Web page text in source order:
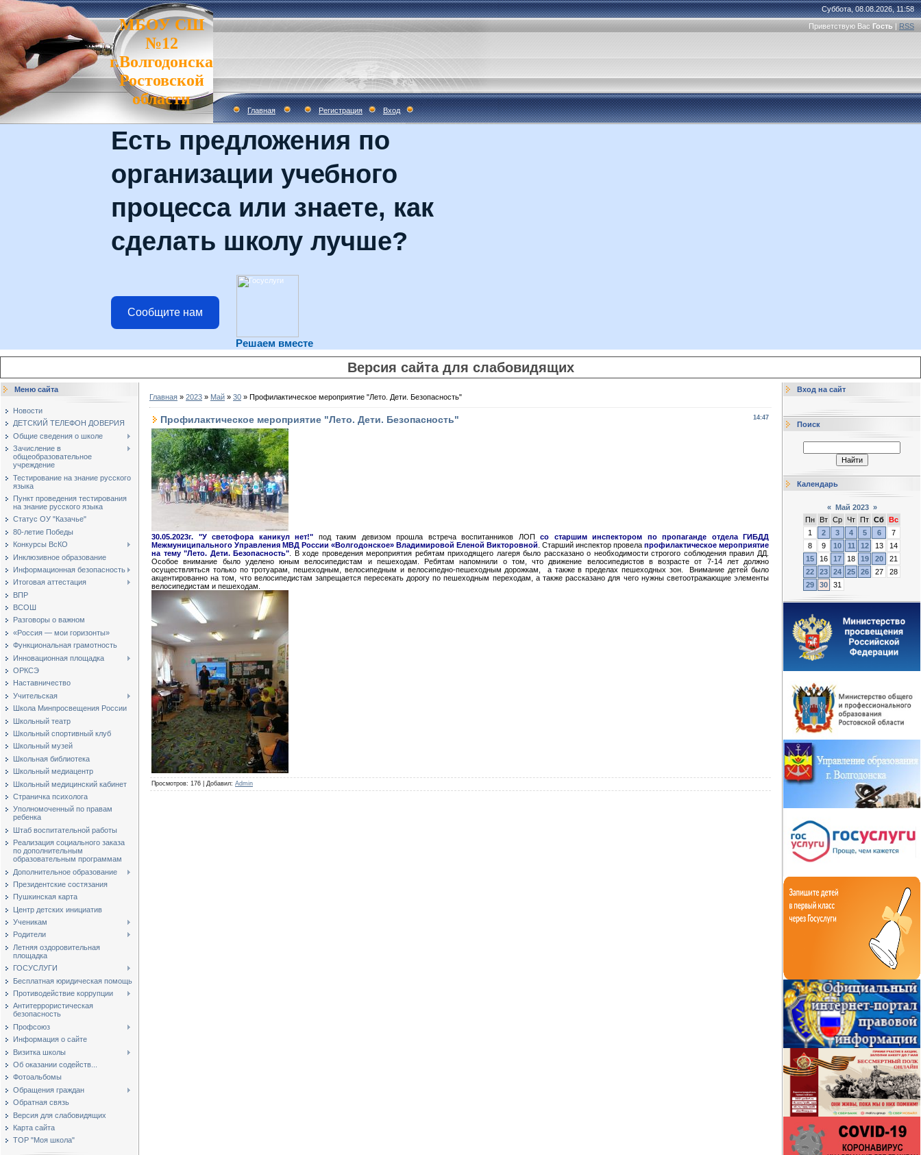
МБОУ СШ
№12
г.Волгодонска
Ростовской
области
Суббота, 08.08.2026, 11:58
Приветствую Вас Гость | RSS
Главная Регистрация Вход
Есть предложения по
организации учебного
процесса или знаете, как
сделать школу лучше?
Сообщите нам
Решаем вместе
Версия сайта для слабовидящих
Меню сайта
Новости
ДЕТСКИЙ ТЕЛЕФОН ДОВЕРИЯ
Общие сведения о школе
Зачисление в
общеобразовательное
учреждение
Тестирование на знание русского
языка
Пункт проведения тестирования
на знание русского языка
Статус ОУ "Казачье"
80-летие Победы
Конкурсы ВсКО
Инклюзивное образование
Информационная безопасность
Итоговая аттестация
ВПР
ВСОШ
Разговоры о важном
«Россия — мои горизонты»
Функциональная грамотность
Инновационная площадка
ОРКСЭ
Наставничество
Учительская
Школа Минпросвещения России
Школьный театр
Школьный спортивный клуб
Школьный музей
Школьная библиотека
Школьный медиацентр
Школьный медицинский кабинет
Страничка психолога
Уполномоченный по правам
ребенка
Штаб воспитательной работы
Реализация социального заказа
по дополнительным
образовательным программам
Дополнительное образование
Президентские состязания
Пушкинская карта
Центр детских инициатив
Ученикам
Родители
Летняя оздоровительная
площадка
ГОСУСЛУГИ
Бесплатная юридическая помощь
Противодействие коррупции
Антитеррористическая
безопасность
Профсоюз
Информация о сайте
Визитка школы
Об оказании содейств...
Фотоальбомы
Обращения граждан
Обратная связь
Версия для слабовидящих
Карта сайта
ТОР "Моя школа"
Главная » 2023 » Май » 30 » Профилактическое мероприятие "Лето. Дети. Безопасность"
14:47
Профилактическое мероприятие "Лето. Дети. Безопасность"
30.05.2023г. "У светофора каникул нет!" под таким девизом прошла встреча воспитанников ЛОП со старшим инспектором по пропаганде отдела ГИБДД
Межмуниципального Управления МВД России «Волгодонское» Владимировой Еленой Викторовной . Старший инспектор провела профилактическое мероприятие
на тему "Лето. Дети. Безопасность" . В ходе проведения мероприятия ребятам приходящего лагеря было рассказано о необходимости строгого соблюдения правил ДД.
Особое внимание было уделено юным велосипедистам и пешеходам. Ребятам напомнили о том, что движение велосипедистов в возрасте от 7-14 лет должно
осуществляться только по тротуарам, пешеходным, велосипедным и велосипедно-пешеходным дорожкам, а также в пределах пешеходных зон. Внимание детей было
акцентированно на том, что велосипедистам запрещается пересекать дорогу по пешеходным переходам, а также рассказано для чего нужны светоотражающие элементы
велосипедистам и пешеходам.
Просмотров: 176 Добавил: Admin
Вход на сайт
Поиск
Календарь
« Май 2023 »
Пн
Вт Ср Чт Пт Сб Вс
1
2 3 4 5 6
7
8
9 10 11 12 13
14
15
16 17 18 19 20
21
22
23 24 25 26 27
28
29
30 31